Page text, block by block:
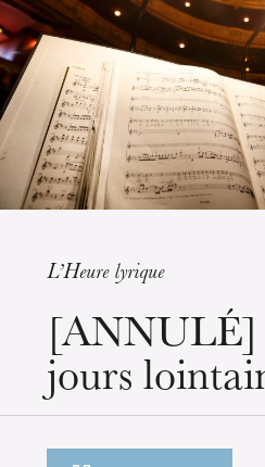
mercredi 19
L’Heure lyrique
[ANNULÉ]
jours